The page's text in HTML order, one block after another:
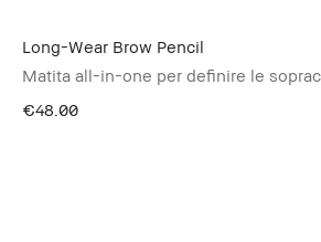
Long-Wear Brow Pencil
Matita all-in-one per definire le
€48.00